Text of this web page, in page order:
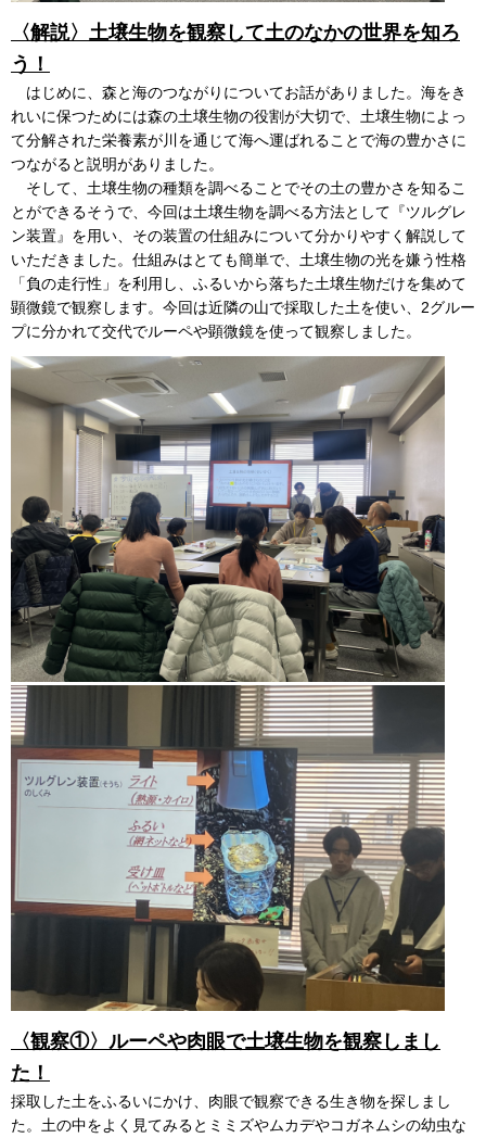
〈解説〉土壌生物を観察して土のなかの世界を知ろ
う！
はじめに、森と海のつながりについてお話がありました。海をき
れいに保つためには森の土壌生物の役割が大切で、土壌生物によっ
て分解された栄養素が川を通じて海へ運ばれることで海の豊かさに
つながると説明がありました。
そして、土壌生物の種類を調べることでその土の豊かさを知るこ
とができるそうで、今回は土壌生物を調べる方法として『ツルグレ
ン装置』を用い、その装置の仕組みについて分かりやすく解説して
いただきました。仕組みはとても簡単で、土壌生物の光を嫌う性格
「負の走行性」を利用し、ふるいから落ちた土壌生物だけを集めて
顕微鏡で観察します。今回は近隣の山で採取した土を使い、2グルー
プに分かれて交代でルーペや顕微鏡を使って観察しました。
〈観察①〉ルーペや肉眼で土壌生物を観察しまし
た！
採取した土をふるいにかけ、肉眼で観察できる生き物を探しまし
た。土の中をよく見てみるとミミズやムカデやコガネムシの幼虫な